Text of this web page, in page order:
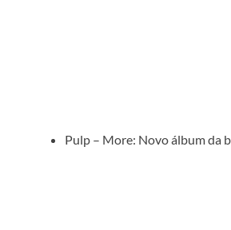
Pulp – More: Novo álbum da